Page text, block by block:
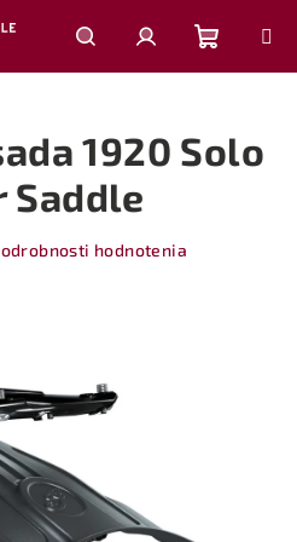
HľadaťPrihlásenie
košík
1920 Solo
Saddle
hodnotenia